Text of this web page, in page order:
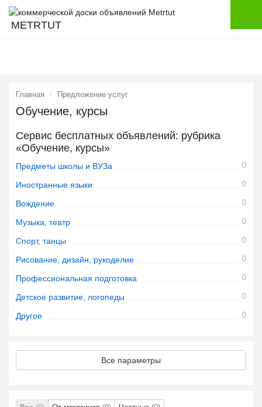
METRTUT
Главная Предложение услуг
Обучение, курсы
Сервис бесплатных объявлений: рубрика
«Обучение, курсы»
Предметы школы и ВУЗа 0
Иностранные языки 0
Вождение 0
Музыка, театр 0
Спорт, танцы 0
Рисование, дизайн, рукоделие 0
Профессиональная подготовка 0
Детское развитие, логопеды 0
Другое 0
Все параметры